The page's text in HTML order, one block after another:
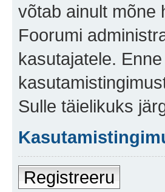
võtab ainult mõne
Foorumi
kasutajatele.
Sulle täielikuks
Registreeru